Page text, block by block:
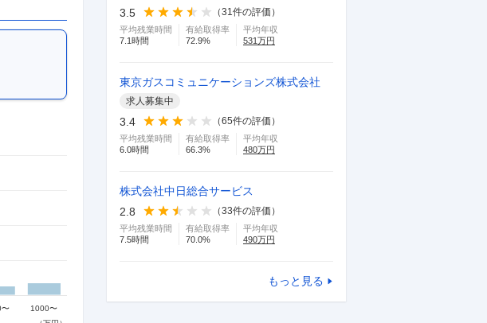
3.5
（31件の評価）
平均残業時間
7.1時間
有給取得率
72.9%
平均年収
531万円
東京ガスコミュニケーションズ株式会社
求人募集中
3.4 （65件の評価）
平均残業時間
6.0時間
有給取得率
66.3%
平均年収
480万円
株式会社中日総合サービス
2.8
（33件の評価）
平均残業時間
7.5時間
有給取得率
70.0%
平均年収
490万円
もっと見る